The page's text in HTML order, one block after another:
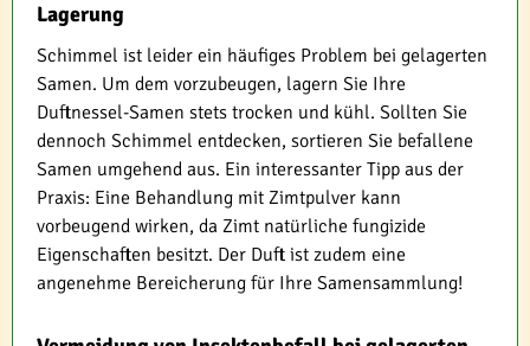
Lagerung
Schimmel ist leider ein häufiges Problem bei gelagerten
Samen. Um dem vorzubeugen, lagern Sie Ihre
Duftnessel-Samen stets trocken und kühl. Sollten Sie
dennoch Schimmel entdecken, sortieren Sie befallene
Samen umgehend aus. Ein interessanter Tipp aus der
Praxis: Eine Behandlung mit Zimtpulver kann
vorbeugend wirken, da Zimt natürliche fungizide
Eigenschaften besitzt. Der Duft ist zudem eine
angenehme Bereicherung für Ihre Samensammlung!